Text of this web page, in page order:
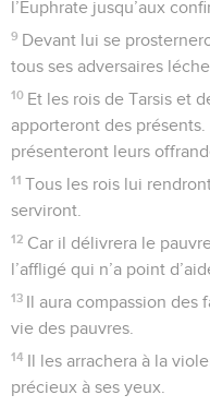
l’Euphrate jusqu’aux
9 Devant lui se
tous ses adversaires
10 Et les rois de Tarsis et
apporteront des
présenteront leurs
11 Tous les rois lui
serviront.
12 Car il délivrera le
l’affligé qui n’a point
13 Il aura compassion des
vie des pauvres.
14 Il les arrachera à la
précieux à ses yeux.